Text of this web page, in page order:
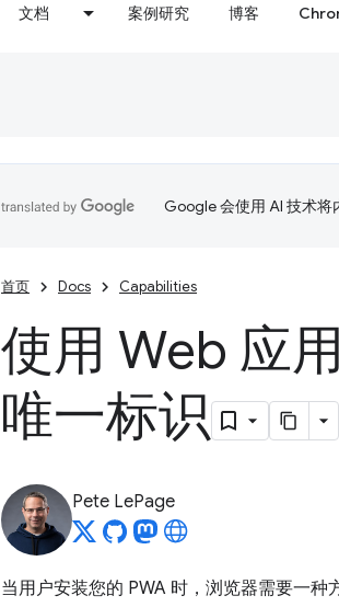
文档 案例研究 博客
Google 会使用 AI 技术将
首页 Docs Capabilities
使用 Web 应
唯一标识
Pete LePage
当用户安装您的 PWA 时，浏览器需要一